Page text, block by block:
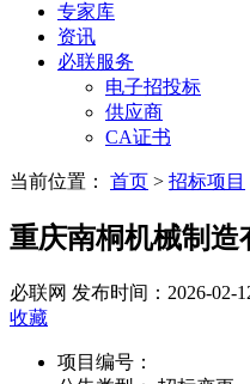
专家库
资讯
必联服务
电子招投标
供应商
CA证书
当前位置： 首页 > 招标项目
重庆南桐机械制造
必联网 发布时间：2026-02-
收藏
项目编号：